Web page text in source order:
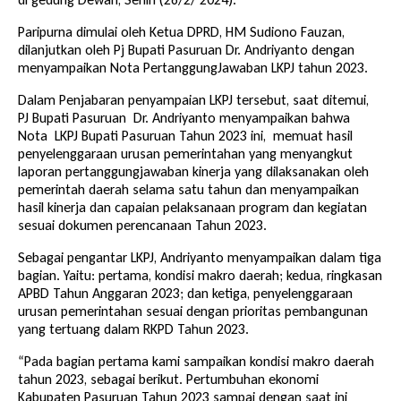
Paripurna dimulai oleh Ketua DPRD, HM Sudiono Fauzan,
dilanjutkan oleh Pj Bupati Pasuruan Dr. Andriyanto dengan
menyampaikan Nota PertanggungJawaban LKPJ tahun 2023.
Dalam Penjabaran penyampaian LKPJ tersebut, saat ditemui,
PJ Bupati Pasuruan Dr. Andriyanto menyampaikan bahwa
Nota LKPJ Bupati Pasuruan Tahun 2023 ini, memuat hasil
penyelenggaraan urusan pemerintahan yang menyangkut
laporan pertanggungjawaban kinerja yang dilaksanakan oleh
pemerintah daerah selama satu tahun dan menyampaikan
hasil kinerja dan capaian pelaksanaan program dan kegiatan
sesuai dokumen perencanaan Tahun 2023.
Sebagai pengantar LKPJ, Andriyanto menyampaikan dalam tiga
bagian. Yaitu: pertama, kondisi makro daerah; kedua, ringkasan
APBD Tahun Anggaran 2023; dan ketiga, penyelenggaraan
urusan pemerintahan sesuai dengan prioritas pembangunan
yang tertuang dalam RKPD Tahun 2023.
“Pada bagian pertama kami sampaikan kondisi makro daerah
tahun 2023, sebagai berikut. Pertumbuhan ekonomi
Kabupaten Pasuruan Tahun 2023 sampai dengan saat ini